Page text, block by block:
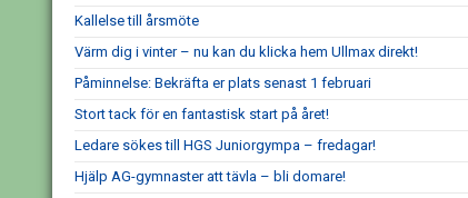
Kallelse till årsmöte
Värm dig i vinter – nu kan du klicka hem Ullmax direkt!
Påminnelse: Bekräfta er plats senast 1 februari
Stort tack för en fantastisk start på året!
Ledare sökes till HGS Juniorgympa – fredagar!
Hjälp AG-gymnaster att tävla – bli domare!